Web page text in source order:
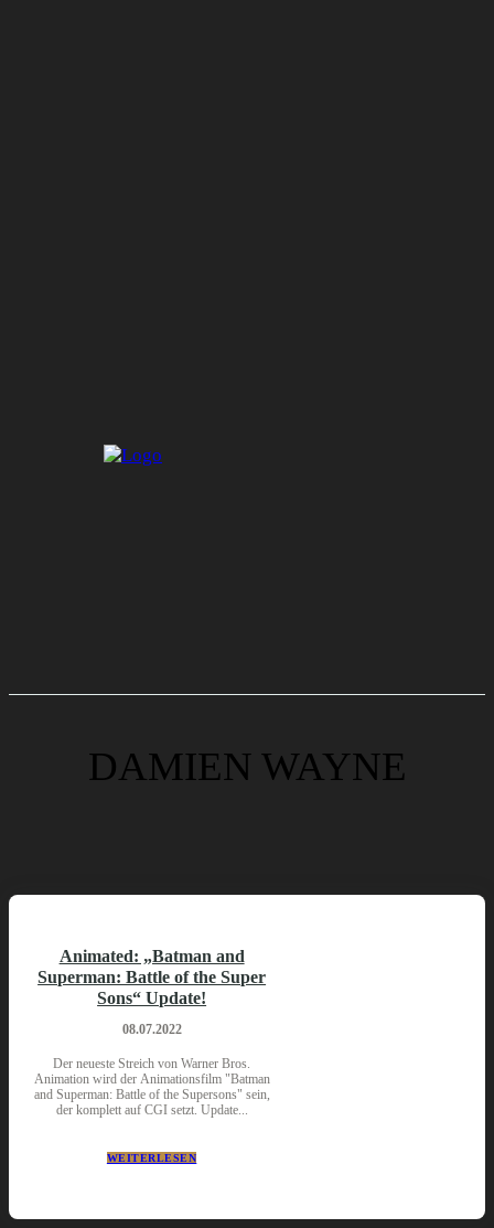
DAMIEN WAYNE
Animated: „Batman and
Superman: Battle of the Super
Sons“ Update!
08.07.2022
Der neueste Streich von Warner Bros.
Animation wird der Animationsfilm "Batman
and Superman: Battle of the Supersons" sein,
der komplett auf CGI setzt. Update...
WEITERLESEN